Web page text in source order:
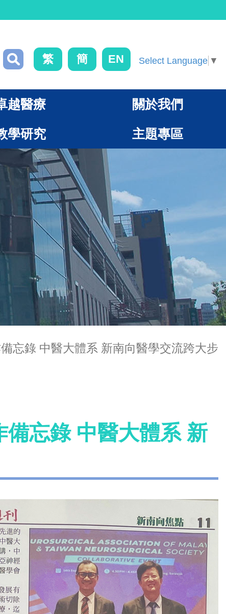
繁 簡 EN Select Language ▼
越醫療 關於我們
學研究 主題專區
忘錄 中醫大體系 新南向醫學交流跨大步
忘錄 中醫大體系 新